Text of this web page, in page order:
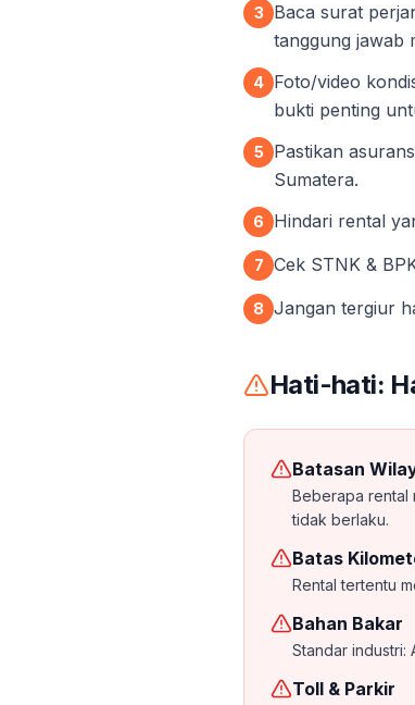
3
Baca surat
tanggung jawab
4 Foto/video
bukti penting
5
Pastikan
Sumatera.
6 Hindari rental
7 Cek STNK &
8 Jangan tergiur
Hati-hati:
Batasan
Beberapa rental
tidak berlaku.
Batas
Rental tertentu
Bahan Bakar
Standar industri:
Toll & Parkir